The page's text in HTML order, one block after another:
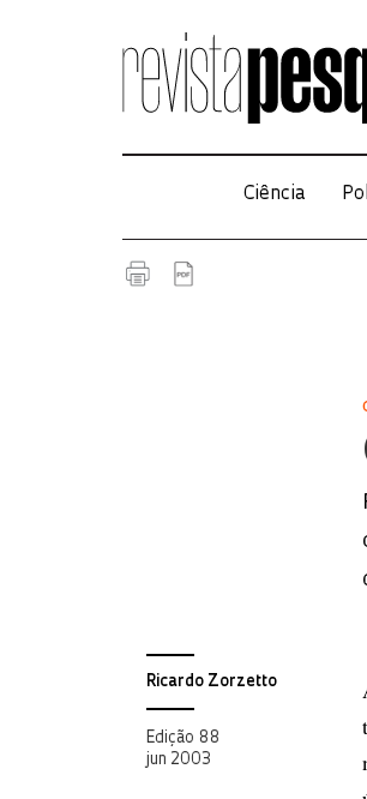
Ciência
Ricardo Zorzetto
Edição 88
jun 2003